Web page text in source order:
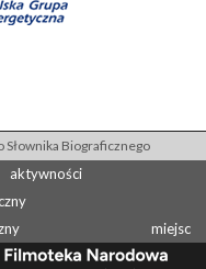
Słownika Biograficznego
aktywności
miejsc